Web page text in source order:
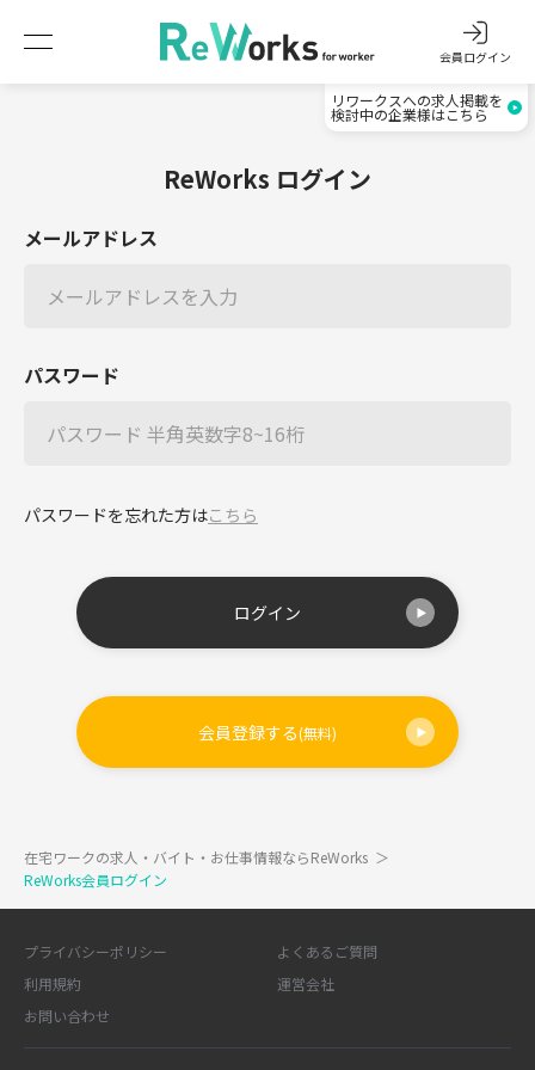
会員ログイン
リワークスへの求人掲載を
検討中の企業様はこちら
ReWorks ログイン
メールアドレス
パスワード
パスワードを忘れた方はこちら
ログイン
会員登録する(無料)
在宅ワークの求人・バイト・お仕事情報ならReWorks ＞
ReWorks会員ログイン
プライバシーポリシー
よくあるご質問
利用規約
運営会社
お問い合わせ